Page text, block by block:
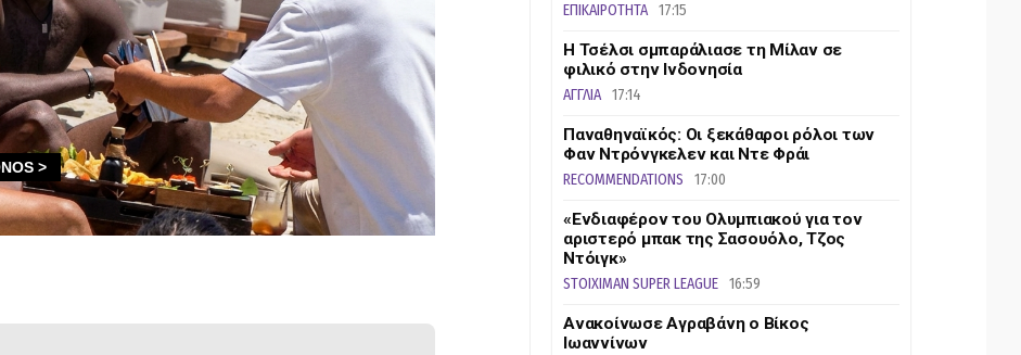
ΕΠΙΚΑΙΡΟΤΗΤΑ 17:15
Η Τσέλσι σμπαράλιασε τη Μίλαν σε
φιλικό στην Ινδονησία
ΑΓΓΛΙΑ 17:14
Παναθηναϊκός: Οι ξεκάθαροι ρόλοι των
Φαν Ντρόνγκελεν και Ντε Φράι
RECOMMENDATIONS 17:00
«Ενδιαφέρον του Ολυμπιακού για τον
αριστερό μπακ της Σασουόλο, Τζος
Ντόιγκ»
STOIXIMAN SUPER LEAGUE 16:59
Ανακοίνωσε Αγραβάνη ο Βίκος
Ιωαννίνων